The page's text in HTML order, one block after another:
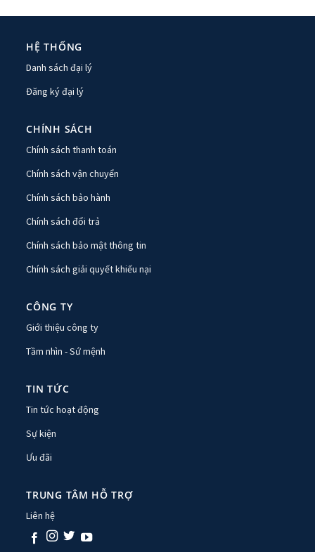
HỆ THỐNG
Danh sách đại lý
Đăng ký đại lý
CHÍNH SÁCH
Chính sách thanh toán
Chính sách vận chuyển
Chính sách bảo hành
Chính sách đổi trả
Chính sách bảo mật thông tin
Chính sách giải quyết khiếu nại
CÔNG TY
Giới thiệu công ty
Tầm nhìn - Sứ mệnh
TIN TỨC
Tin tức hoạt động
Sự kiện
Ưu đãi
TRUNG TÂM HỖ TRỢ
Liên hệ